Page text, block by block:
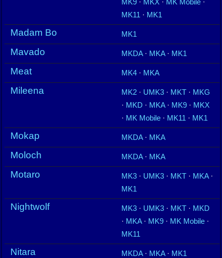
MK9 · MKX · MK Mobile ·
MK11 · MK1
Madam Bo MK1
Mavado MKDA· MKA· MK1
Meat MK4 · MKA
Mileena MK2 · UMK3 · MKT · MKG
· MKD · MKA· MK9 · MKX
· MK Mobile · MK11 · MK1
Mokap MKDA· MKA
Moloch MKDA· MKA
Motaro MK3 · UMK3 · MKT · MKA·
MK1
Nightwolf MK3 · UMK3 · MKT · MKD
· MKA· MK9 · MK Mobile ·
MK11
Nitara MKDA· MKA· MK1